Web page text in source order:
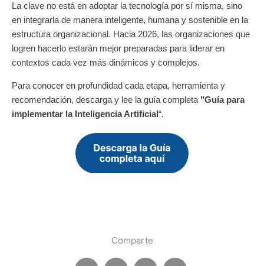
La clave no está en adoptar la tecnología por sí misma, sino
en integrarla de manera inteligente, humana y sostenible en la
estructura organizacional. Hacia 2026, las organizaciones que
logren hacerlo estarán mejor preparadas para liderar en
contextos cada vez más dinámicos y complejos.
Para conocer en profundidad cada etapa, herramienta y
recomendación, descarga y lee la guía completa "Guía para
implementar la Inteligencia Artificial“.
Comparte